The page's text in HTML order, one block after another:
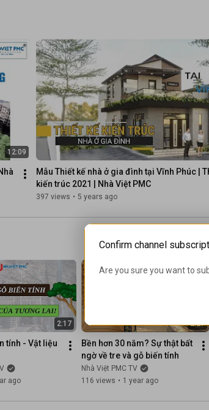
© Copyright by NHÀ VIỆT PMC.
12:09
Mẫu Thiết kế nhà ở gia đình tại Vĩnh Phúc |
kiến trúc 2021 | Nhà Việt PMC
397 views • 5 years ago
2:17
tính - Vật liệu
ago
2:27
Bền hơn 30 năm? Sự thật bất
ngờ về tre và gỗ biến tính
Nhà Việt PMC TV
116 views • 1 year ago
Confirm channel
Are you sure you want to